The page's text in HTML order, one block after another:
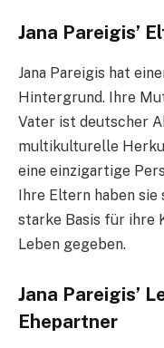
Jana Pareigis’
Jana Pareigis hat
Hintergrund. Ihre
Vater ist deutscher
multikulturelle
eine einzigartige
Ihre Eltern haben
starke Basis für ihre
Leben gegeben.
Jana Pareigis’
Ehepartner